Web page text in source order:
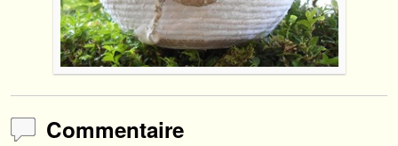
Commentaire